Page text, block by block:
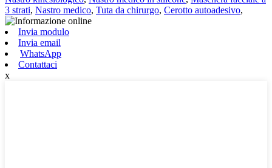
3 strati, Nastro medico, Tuta da chirurgo, Cerotto autoadesivo,
Invia modulo
Invia email
WhatsApp
Contattaci
x